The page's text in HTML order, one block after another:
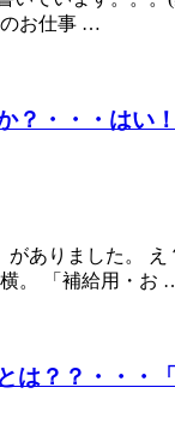
のお仕事 …
？・・・はい
ありました。
。 「補給用・お
は？？・・・